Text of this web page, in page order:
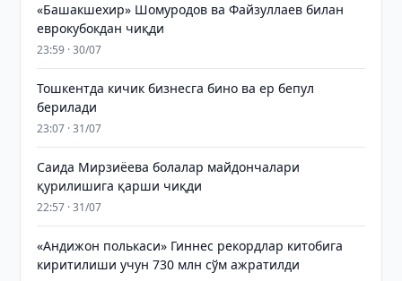
«Башакшехир» Шомуродов ва Файзуллаев билан
еврокубокдан чиқди
23:59 · 30/07
Тошкентда кичик бизнесга бино ва ер бепул
берилади
23:07 · 31/07
Саида Мирзиёева болалар майдончалари
қурилишига қарши чиқди
22:57 · 31/07
«Андижон полькаси» Гиннес рекордлар китобига
киритилиши учун 730 млн сўм ажратилди